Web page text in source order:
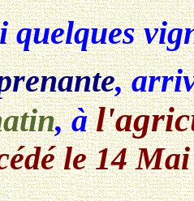
,
, à
le 14